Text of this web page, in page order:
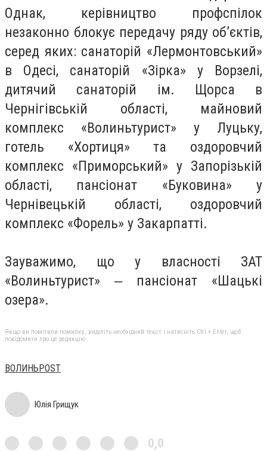
Однак, керівництво профспілок
незаконно блокує передачу ряду обʼєктів,
серед яких: санаторій «Лермонтовський»
в Одесі, санаторій «Зірка» у Ворзелі,
дитячий санаторій ім. Щорса в
Чернігівській області, майновий
комплекс «Волиньтурист» у Луцьку,
готель «Хортиця» та оздоровчий
комплекс «Приморський» у Запорізькій
області, пансіонат «Буковина» у
Чернівецькій області, оздоровчий
комплекс «Форель» у Закарпатті.
Зауважимо, що у власності ЗАТ
«Волиньтурист» ‒ пансіонат «Шацькі
озера».
Якщо ви помітили помилку, виділіть необхідний текст і натисніть Ctrl + Enter, щоб
повідомити про це редакцію
ВОЛИНЬPOST
Юлія Грищук
0,0